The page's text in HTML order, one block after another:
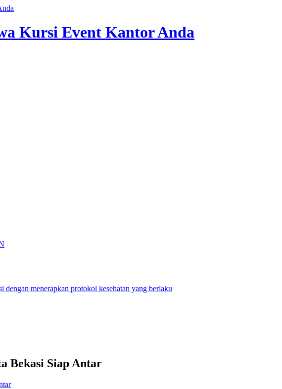
Kursi Event Kantor Anda
menerapkan protokol kesehatan yang berlaku
Bekasi Siap Antar